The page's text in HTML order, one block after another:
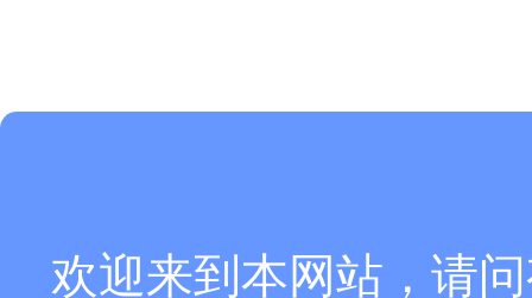
欢迎来到本网站，请